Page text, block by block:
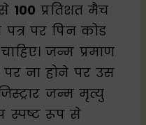
100 प्रतिशत मैच
पत्र पर पिन कोड
जन्म प्रमाण
पर ना होने पर उस
जन्म मृत्यु
स्पष्ट रूप से